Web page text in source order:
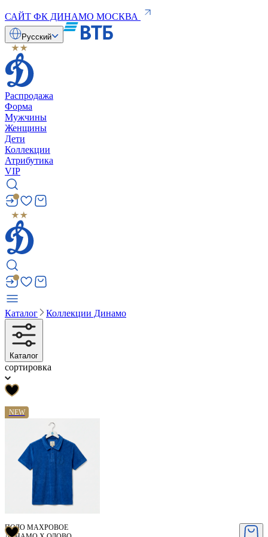
САЙТ ФК ДИНАМО МОСКВА
Русский
Распродажа
Форма
Мужчины
Женщины
Дети
Коллекции
Атрибутика
VIP
Каталог Коллекции Динамо
Каталог
сортировка
NEW
ПОЛО МАХРОВОЕ